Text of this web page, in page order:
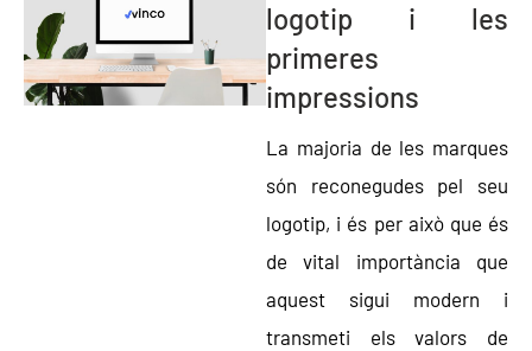
logotip i les
primeres
impressions​
La majoria de les marques
són reconegudes pel seu
logotip, i és per això que és
de vital importància que
aquest sigui modern i
transmeti els valors de